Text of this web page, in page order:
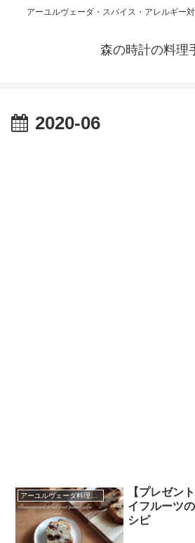
アーユルヴェーダ・スパイス・アレルギー
森の時計の料理
2020-06
アーユルヴェーダ料理レシピ
【プレゼン
イフルーツ
シピ